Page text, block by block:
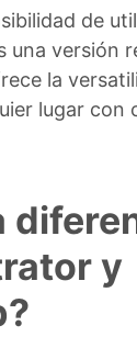
de
una versión
la
lugar con
y